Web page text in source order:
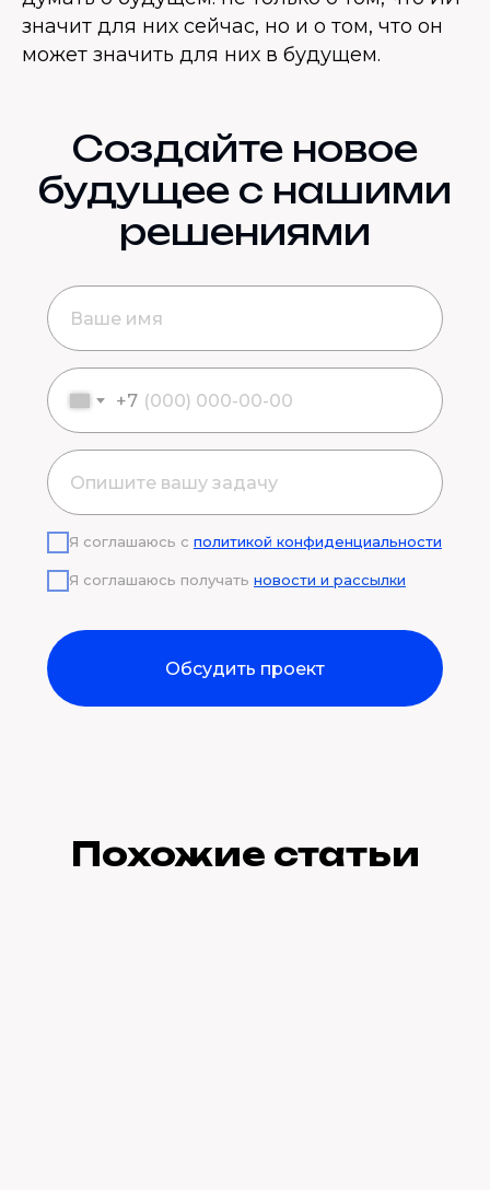
значит для них сейчас, но и о том, что он
может значить для них в будущем.
Создайте новое
будущее с нашими
решениями
+7
Я соглашаюсь с политикой конфиденциальности
Я соглашаюсь получать новости и рассылки
Обсудить проект
Похожие статьи